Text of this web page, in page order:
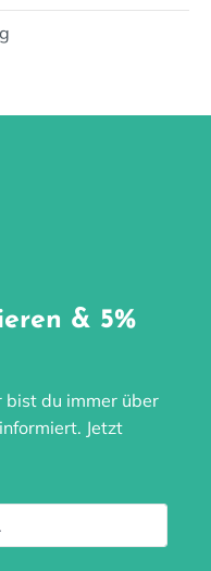
& 5%
du immer über
Jetzt